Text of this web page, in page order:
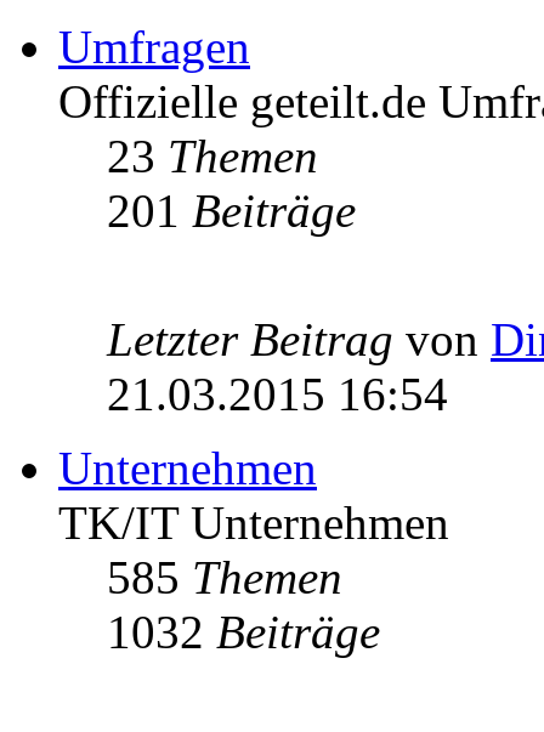
Umfragen
Offizielle geteilt.de
23 Themen
201 Beiträge
Letzter Beitrag von
21.03.2015 16:54
Unternehmen
TK/IT Unternehmen
585 Themen
1032 Beiträge